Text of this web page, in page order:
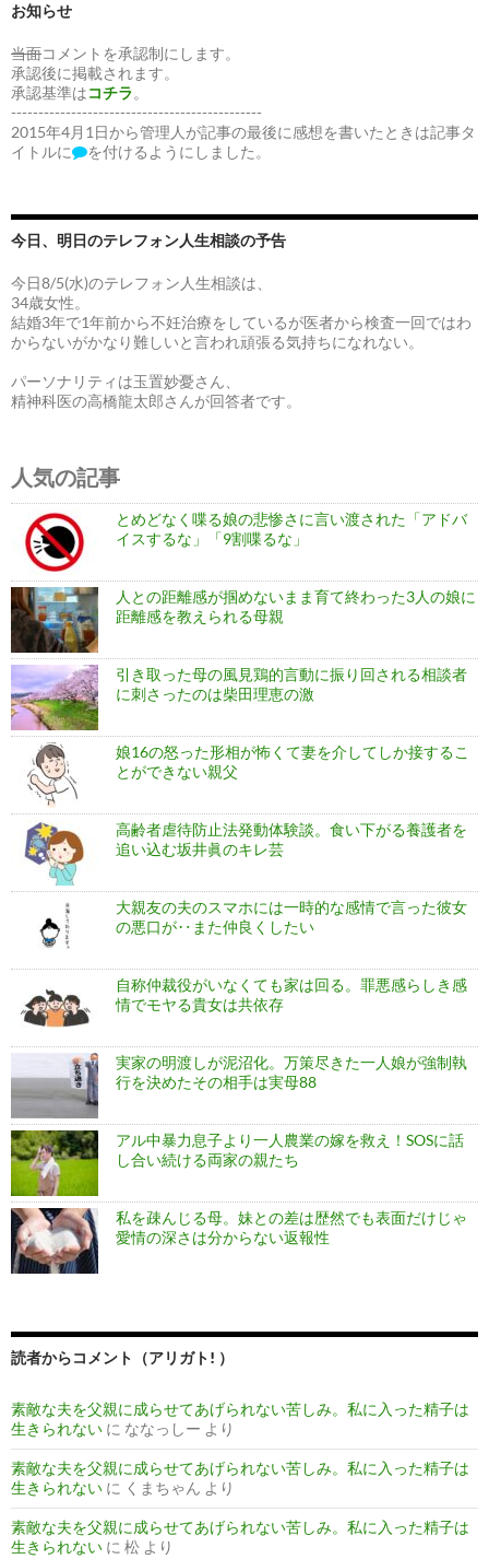
お知らせ
当面コメントを承認制にします。
承認後に掲載されます。
承認基準はコチラ 。
----------------------------------------------
2015年4月1日から管理人が記事の最後に感想を書いたときは記事タ
イトルに
を付けるようにしました。
今日、明日のテレフォン人生相談の予告
今日8/5(水)のテレフォン人生相談は、
34歳女性。
結婚3年で1年前から不妊治療をしているが医者から検査一回ではわ
からないがかなり難しいと言われ頑張る気持ちになれない。
パーソナリティは玉置妙憂さん、
精神科医の高橋龍太郎さんが回答者です。
人気の記事
とめどなく喋る娘の悲惨さに言い渡された「アドバ
イスするな」「9割喋るな」
人との距離感が掴めないまま育て終わった3人の娘に
距離感を教えられる母親
引き取った母の風見鶏的言動に振り回される相談者
に刺さったのは柴田理恵の激
娘16の怒った形相が怖くて妻を介してしか接するこ
とができない親父
高齢者虐待防止法発動体験談。食い下がる養護者を
追い込む坂井眞のキレ芸
大親友の夫のスマホには一時的な感情で言った彼女
の悪口が‥また仲良くしたい
自称仲裁役がいなくても家は回る。罪悪感らしき感
情でモヤる貴女は共依存
実家の明渡しが泥沼化。万策尽きた一人娘が強制執
行を決めたその相手は実母88
アル中暴力息子より一人農業の嫁を救え！SOSに話
し合い続ける両家の親たち
私を疎んじる母。妹との差は歴然でも表面だけじゃ
愛情の深さは分からない返報性
読者からコメント（アリガト! ）
素敵な夫を父親に成らせてあげられない苦しみ。私に入った精子は
生きられない に ななっしー より
素敵な夫を父親に成らせてあげられない苦しみ。私に入った精子は
生きられない に くまちゃん より
素敵な夫を父親に成らせてあげられない苦しみ。私に入った精子は
生きられない に 松 より